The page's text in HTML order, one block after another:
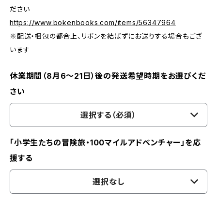
ださい
https://www.bokenbooks.com/items/56347964
※配送・梱包の都合上、リボンを結ばずにお送りする場合もござ
います
休業期間（8月6〜21日）後の発送希望時期をお選びくだ
さい
選択する（必須）
「小学生たちの冒険旅・100マイルアドベンチャー」を応
援する
選択なし